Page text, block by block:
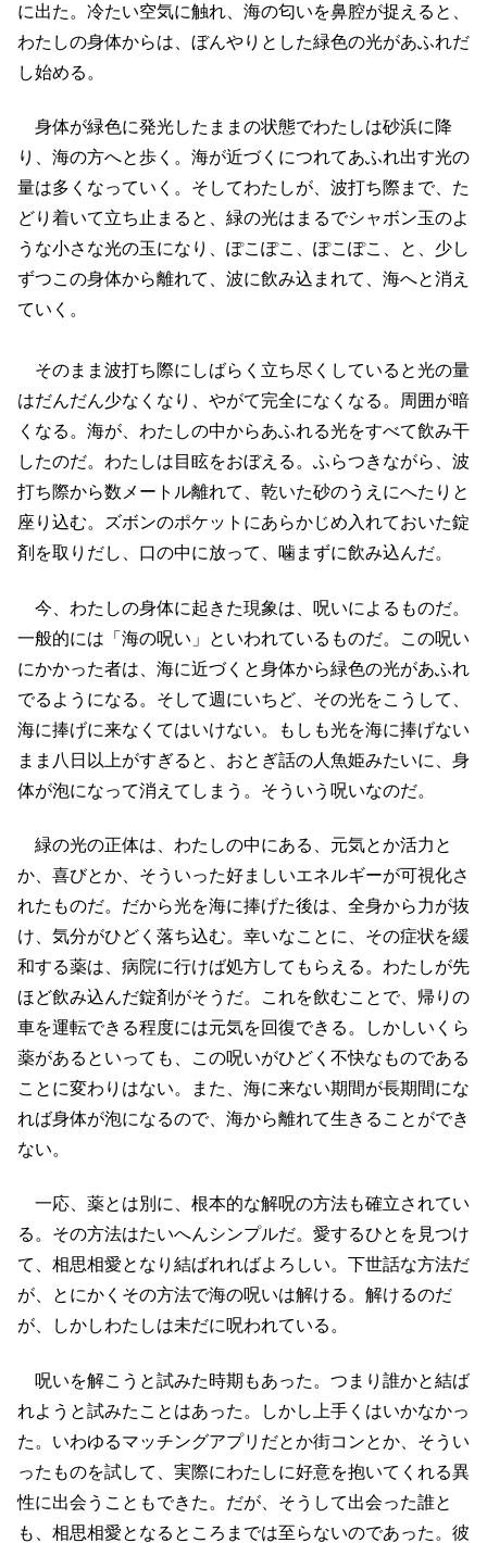
に出た。冷たい空気に触れ、海の匂いを鼻腔が捉えると、
わたしの身体からは、ぼんやりとした緑色の光があふれだ
し始める。
身体が緑色に発光したままの状態でわたしは砂浜に降
り、海の方へと歩く。海が近づくにつれてあふれ出す光の
量は多くなっていく。そしてわたしが、波打ち際まで、た
どり着いて立ち止まると、緑の光はまるでシャボン玉のよ
うな小さな光の玉になり、ぽこぽこ、ぽこぽこ、と、少し
ずつこの身体から離れて、波に飲み込まれて、海へと消え
ていく。
そのまま波打ち際にしばらく立ち尽くしていると光の量
はだんだん少なくなり、やがて完全になくなる。周囲が暗
くなる。海が、わたしの中からあふれる光をすべて飲み干
したのだ。わたしは目眩をおぼえる。ふらつきながら、波
打ち際から数メートル離れて、乾いた砂のうえにへたりと
座り込む。ズボンのポケットにあらかじめ入れておいた錠
剤を取りだし、口の中に放って、噛まずに飲み込んだ。
今、わたしの身体に起きた現象は、呪いによるものだ。
一般的には「海の呪い」といわれているものだ。この呪い
にかかった者は、海に近づくと身体から緑色の光があふれ
でるようになる。そして週にいちど、その光をこうして、
海に捧げに来なくてはいけない。もしも光を海に捧げない
まま八日以上がすぎると、おとぎ話の人魚姫みたいに、身
体が泡になって消えてしまう。そういう呪いなのだ。
緑の光の正体は、わたしの中にある、元気とか活力と
か、喜びとか、そういった好ましいエネルギーが可視化さ
れたものだ。だから光を海に捧げた後は、全身から力が抜
け、気分がひどく落ち込む。幸いなことに、その症状を緩
和する薬は、病院に行けば処方してもらえる。わたしが先
ほど飲み込んだ錠剤がそうだ。これを飲むことで、帰りの
車を運転できる程度には元気を回復できる。しかしいくら
薬があるといっても、この呪いがひどく不快なものである
ことに変わりはない。また、海に来ない期間が長期間にな
れば身体が泡になるので、海から離れて生きることができ
ない。
一応、薬とは別に、根本的な解呪の方法も確立されてい
る。その方法はたいへんシンプルだ。愛するひとを見つけ
て、相思相愛となり結ばれればよろしい。下世話な方法だ
が、とにかくその方法で海の呪いは解ける。解けるのだ
が、しかしわたしは未だに呪われている。
呪いを解こうと試みた時期もあった。つまり誰かと結ば
れようと試みたことはあった。しかし上手くはいかなかっ
た。いわゆるマッチングアプリだとか街コンとか、そうい
ったものを試して、実際にわたしに好意を抱いてくれる異
性に出会うこともできた。だが、そうして出会った誰と
も、相思相愛となるところまでは至らないのであった。彼